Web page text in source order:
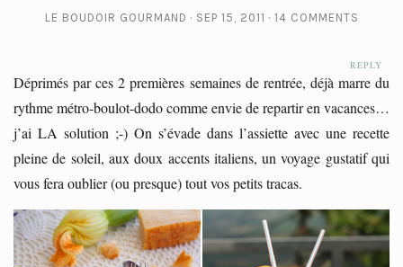
LE BOUDOIR GOURMAND SEP 15, 2011 14 COMMENTS
Déprimés par ces 2 premières semaines de rentrée, déjà marre du
rythme métro-boulot-dodo comme envie de repartir en vacances…
j’ai LA solution ;-) On s’évade dans l’assiette avec une recette
pleine de soleil, aux doux accents italiens, un voyage gustatif qui
vous fera oublier (ou presque) tout vos petits tracas.
REPLY